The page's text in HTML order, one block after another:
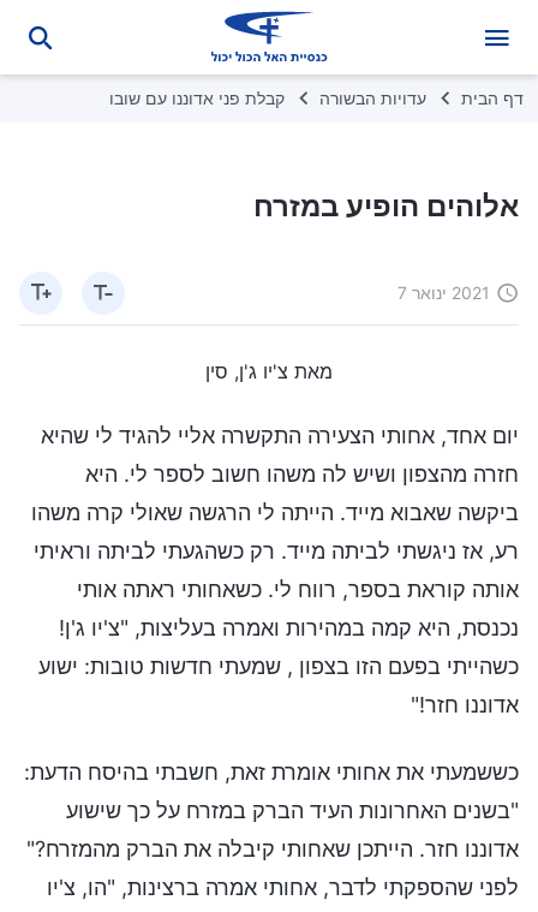
דף הבית עדויות הבשורה קבלת פני אדוננו עם שובו
אלוהים הופיע במזרח
2021 ינואר 7
מאת צ'יו ג'ן, סין
יום אחד, אחותי הצעירה התקשרה אליי להגיד לי שהיא
חזרה מהצפון ושיש לה משהו חשוב לספר לי. היא
ביקשה שאבוא מייד. הייתה לי הרגשה שאולי קרה משהו
רע, אז ניגשתי לביתה מייד. רק כשהגעתי לביתה וראיתי
אותה קוראת בספר, רווח לי. כשאחותי ראתה אותי
נכנסת, היא קמה במהירות ואמרה בעליצות, "צ'יו ג'ן!
כשהייתי בפעם הזו בצפון , שמעתי חדשות טובות: ישוע
אדוננו חזר!"
כששמעתי את אחותי אומרת זאת, חשבתי בהיסח הדעת:
"בשנים האחרונות העיד הברק במזרח על כך שישוע
אדוננו חזר. הייתכן שאחותי קיבלה את הברק מהמזרח?"
לפני שהספקתי לדבר, אחותי אמרה ברצינות, "הו, צ'יו